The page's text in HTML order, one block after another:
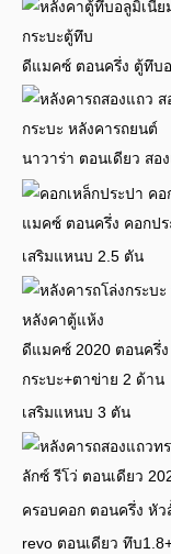
ดีแมคซ์ ตอนครึ่ง ตู้ทึบ
นาวาร่า ตอนเดียว สอ
แมคซ์ ตอนครึ่ง คอกป
เสริมแหนบ 2.5 ตัน
ดีแมคซ์ 2020 ตอนครึ่
กระบะ+ตาข่าย 2 ด้าน
เสริมแหนบ 3 ตัน
ลักซ์ รีโว่ ตอนเดียว
ครอบคอก ตอนครึ่ง หัว
revo ตอนเดียว ทึบ